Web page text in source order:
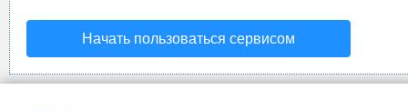
Начать пользоваться сервисом